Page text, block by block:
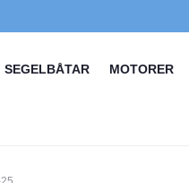
SEGELBÅTAR MOTORER